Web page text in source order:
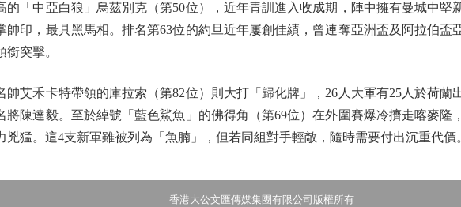
中亞白狼」烏茲別克（第50位），近年青訓進入收成期，陣中擁有曼城中堅
帥印，最具黑馬相。排名第63位的約旦近年屢創佳績，曾連奪亞洲盃及阿拉伯盃
突擊。
禾卡特帶領的庫拉索（第82位）則大打「歸化牌」，26人大軍有25人於荷蘭
將陳達毅。至於綽號「藍色鯊魚」的佛得角（第69位）在外圍賽爆冷擠走喀麥隆
兇猛。這4支新軍雖被列為「魚腩」，但若同組對手輕敵，隨時需要付出沉重代價
香港大公文匯傳媒集團有限公司版權所有